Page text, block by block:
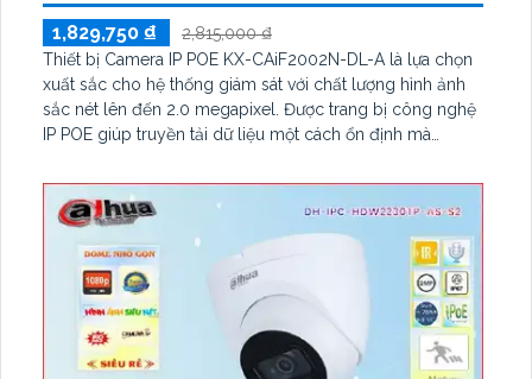
1,829,750 ₫
2,815,000 ₫
Thiết bị Camera IP POE KX-CAiF2002N-DL-A là lựa chọn
xuất sắc cho hệ thống giám sát với chất lượng hình ảnh
sắc nét lên đến 2.0 megapixel. Được trang bị công nghệ
IP POE giúp truyền tải dữ liệu một cách ổn định mà
nhờ hồng ngoại 30m, camera này cung cấp hình ảnh
chất lượng màu sắc đúng tiêu chuẩn